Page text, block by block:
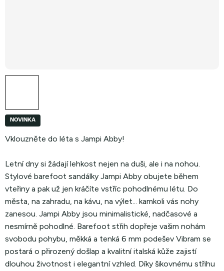
NOVINKA
Vklouzněte do léta s Jampi Abby!
Letní dny si žádají lehkost nejen na duši, ale i na nohou.
Stylové barefoot sandálky Jampi Abby obujete během
vteřiny a pak už jen kráčíte vstříc pohodlnému létu. Do
města, na zahradu, na kávu, na výlet... kamkoli vás nohy
zanesou. Jampi Abby jsou minimalistické, nadčasové a
nesmírně pohodlné. Barefoot střih dopřeje vašim nohám
svobodu pohybu, měkká a tenká 6 mm podešev Vibram se
postará o přirozený došlap a kvalitní italská kůže zajistí
dlouhou životnost i elegantní vzhled. Díky šikovnému střihu